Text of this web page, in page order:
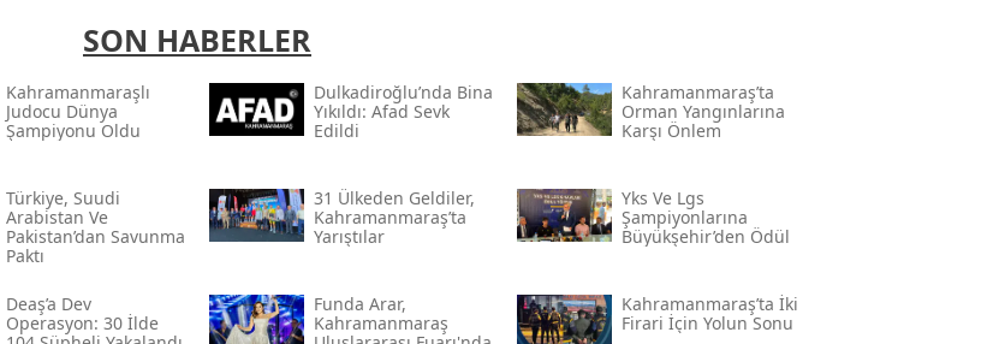
SON HABERLER
Kahramanmaraşlı
Judocu Dünya
Şampiyonu Oldu
Dulkadiroğlu’nda Bina
Yıkıldı: Afad Sevk
Edildi
Kahramanmaraş’ta
Orman Yangınlarına
Karşı Önlem
Türkiye, Suudi
Arabistan Ve
Pakistan’dan Savunma
Paktı
31 Ülkeden Geldiler,
Kahramanmaraş’ta
Yarıştılar
Yks Ve Lgs
Şampiyonlarına
Büyükşehir’den Ödül
Deaş’a Dev
Operasyon: 30 İlde
Funda Arar,
Kahramanmaraş
Kahramanmaraş’ta İki
Firari İçin Yolun Sonu